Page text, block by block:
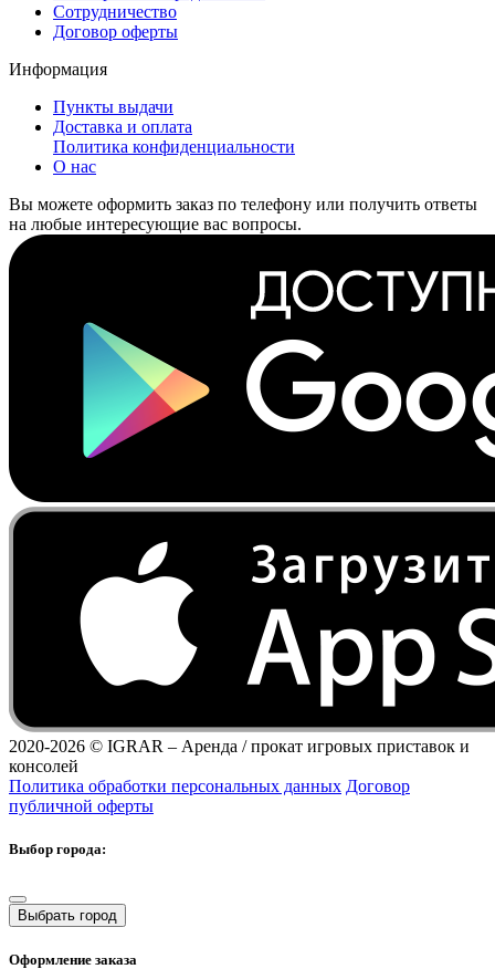
Сотрудничество
Договор оферты
Информация
Пункты выдачи
Доставка и оплата
Политика конфиденциальности
О нас
Вы можете оформить заказ по телефону или получить ответы
на любые интересующие вас вопросы.
2020-2026 © IGRAR – Аренда / прокат игровых приставок и
консолей
Политика обработки персональных данных Договор
публичной оферты
Выбор города:
Выбрать город
Оформление заказа